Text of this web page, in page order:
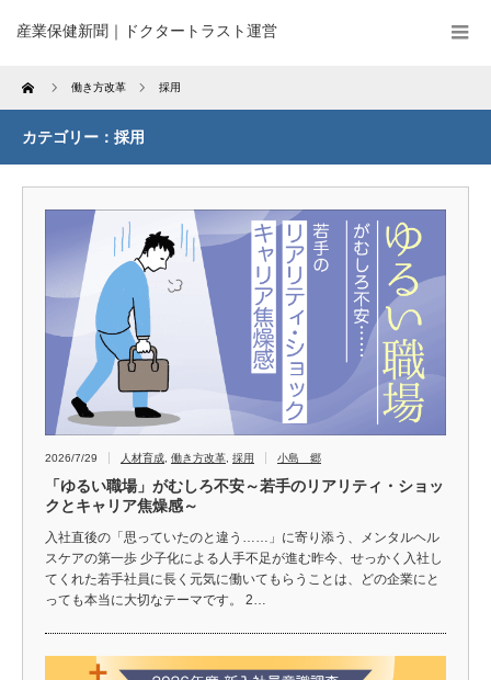
産業保健新聞｜ドクタートラスト運営
Home 働き方改革 採用
カテゴリー：採用
2026/7/29 人材育成 働き方改革 採用 小島 郷
「ゆるい職場」がむしろ不安～若手のリアリティ・ショッ
クとキャリア焦燥感～
入社直後の「思っていたのと違う……」に寄り添う、メンタルヘル
スケアの第一歩 少子化による人手不足が進む昨今、せっかく入社し
てくれた若手社員に長く元気に働いてもらうことは、どの企業にと
っても本当に大切なテーマです。 2…